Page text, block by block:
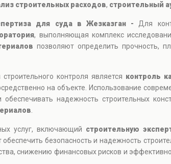
строительных расходов, строительный
для суда в Жезказган - Для
, выполняющая комплекс
позволяют определить прочность,
контроля является контроль
на объекте. Использование
надежность строительных
услуг, включающий строительную
обеспечить безопасность и надежность
снижению финансовых рисков и